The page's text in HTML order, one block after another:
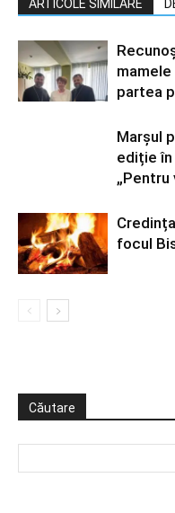
ARTICOLE SIMILARE
partea
Marșul
ediție în
„Pentru
focul
Căutare